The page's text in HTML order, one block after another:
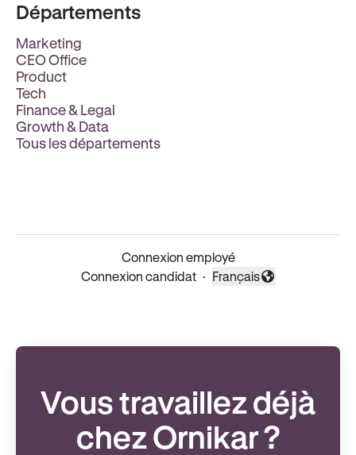
Départements
Marketing
CEO Office
Product
Tech
Finance & Legal
Growth & Data
Tous les départements
Connexion employé
Connexion candidat ·
Changer la langue
Français
Vous travaillez déjà
chez Ornikar ?